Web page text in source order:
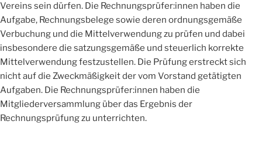
Vereins sein dürfen. Die Rechnungsprüfer:innen haben die
Aufgabe, Rechnungsbelege sowie deren ordnungsgemäße
Verbuchung und die Mittelverwendung zu prüfen und dabei
insbesondere die satzungsgemäße und steuerlich korrekte
Mittelverwendung festzustellen. Die Prüfung erstreckt sich
nicht auf die Zweckmäßigkeit der vom Vorstand getätigten
Aufgaben. Die Rechnungsprüfer:innen haben die
Mitgliederversammlung über das Ergebnis der
Rechnungsprüfung zu unterrichten.